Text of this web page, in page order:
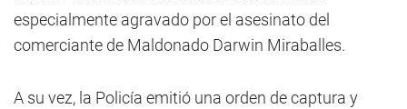
especialmente agravado por el asesinato del
comerciante de Maldonado Darwin Miraballes.
A su vez, la Policía emitió una orden de captura y